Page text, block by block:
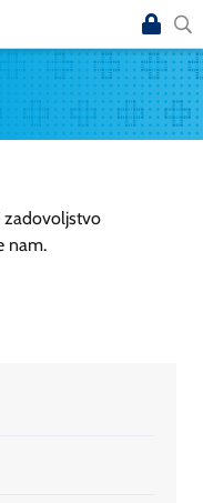
zadovoljstvo
nam.